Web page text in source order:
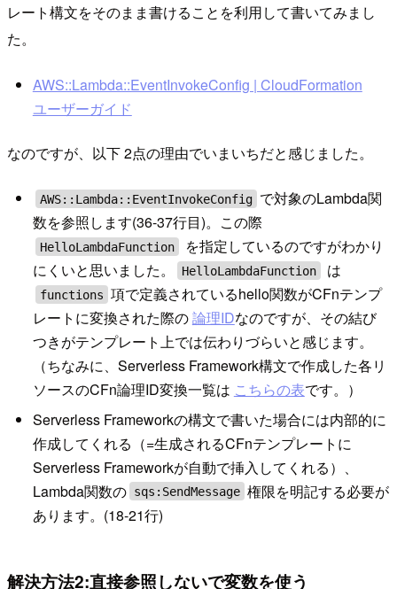
レート構文をそのまま書けることを利用して書いてみまし
た。
AWS::Lambda::EventInvokeConfig | CloudFormation
ユーザーガイド
なのですが、以下 2点の理由でいまいちだと感じました。
AWS::Lambda::EventInvokeConfig で対象のLambda関
数を参照します(36-37行目)。この際
HelloLambdaFunction
を指定しているのですがわかり
にくいと思いました。
HelloLambdaFunction は
functions 項で定義されているhello関数がCFnテンプ
レートに変換された際の論理IDなのですが、その結び
つきがテンプレート上では伝わりづらいと感じます。
（ちなみに、Serverless Framework構文で作成した各リ
ソースのCFn論理ID変換一覧は こちらの表です。）
Serverless Frameworkの構文で書いた場合には内部的に
作成してくれる（=生成されるCFnテンプレートに
Serverless Frameworkが自動で挿入してくれる）、
Lambda関数の sqs:SendMessage 権限を明記する必要が
あります。(18-21行)
解決方法2:直接参照しないで変数を使う